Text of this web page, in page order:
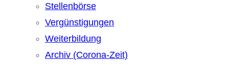
Stellenbörse
Vergünstigungen
Weiterbildung
Archiv (Corona-Zeit)